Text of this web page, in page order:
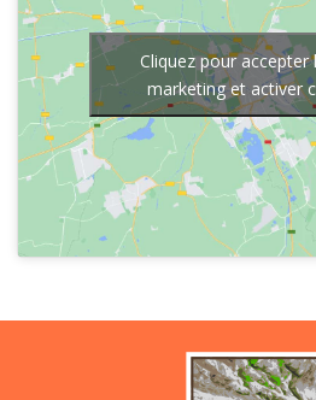
Cliquez pour accepter
marketing et activer